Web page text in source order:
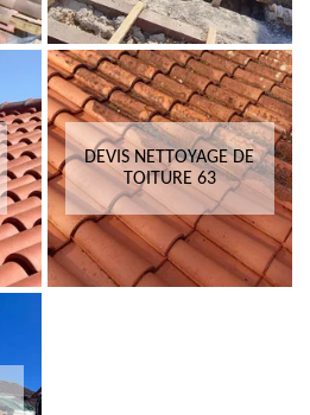
DEVIS NETTOYAGE DE
TOITURE 63